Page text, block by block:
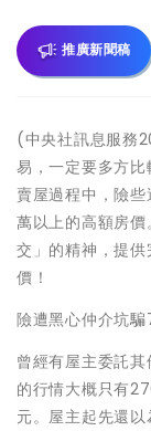
推廣新聞稿
(中央社訊息服務
易，一定要多方
賣屋過程中，險
萬以上的高額房
交」的精神，提
價！
險遭黑心仲介坑
曾經有屋主委託
的行情大概只有
元。屋主起先還